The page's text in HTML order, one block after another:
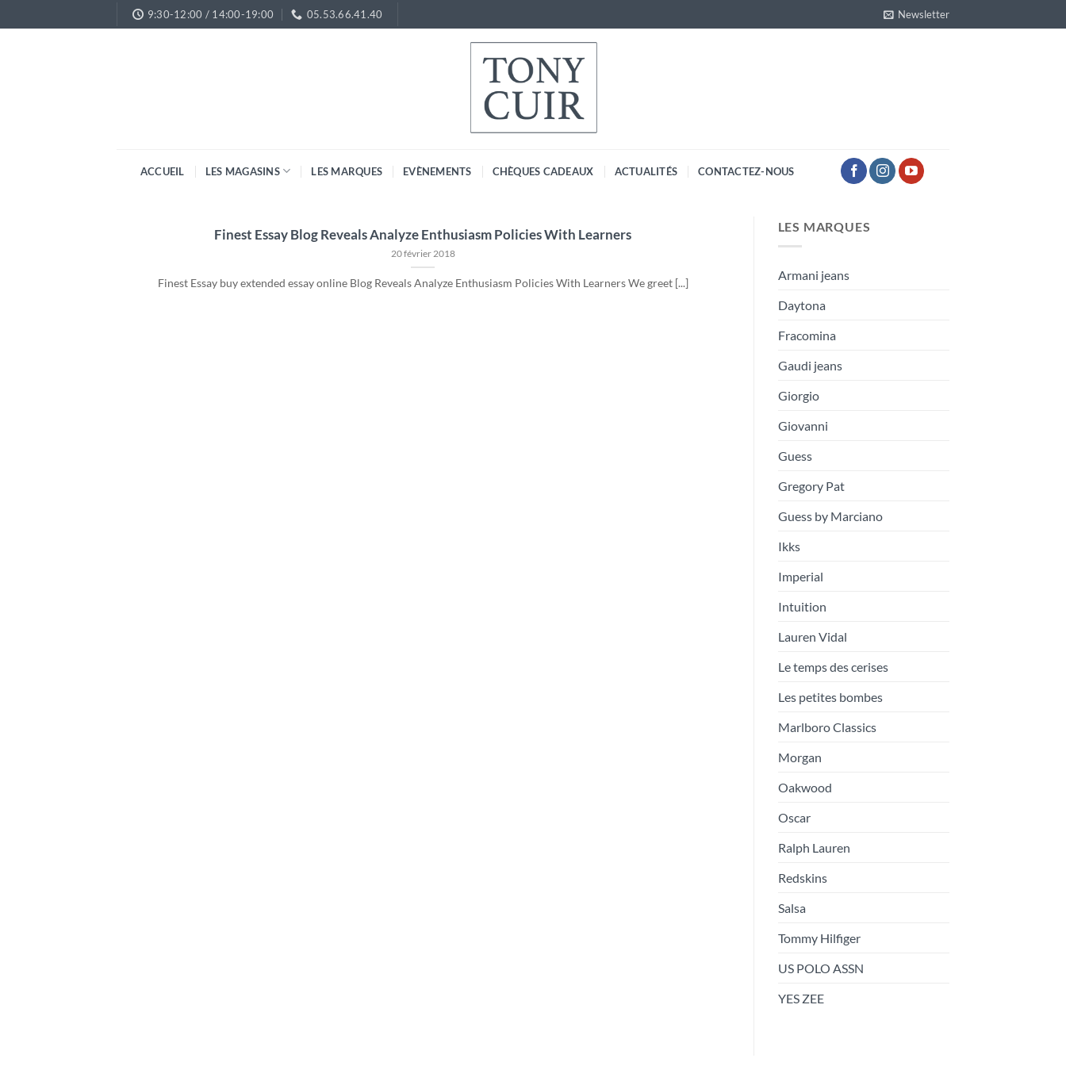
au
9:30-12:00 / 14:00-19:00 05.53.66.41.40 Newsletter
ACCUEIL LES MAGASINS LES MARQUES EVÈNEMENTS CHÈQUES CADEAUX ACTUALITÉS CONTACTEZ-NOUS
Finest Essay Blog Reveals Analyze Enthusiasm Policies With Learners
20 février 2018
Finest Essay buy extended essay online Blog Reveals Analyze Enthusiasm Policies With Learners We greet [...]
LES MARQUES
Armani jeans
Daytona
Fracomina
Gaudi jeans
Giorgio
Giovanni
Guess
Gregory Pat
Guess by Marciano
Ikks
Imperial
Intuition
Lauren Vidal
Le temps des cerises
Les petites bombes
Marlboro Classics
Morgan
Oakwood
Oscar
Ralph Lauren
Redskins
Salsa
Tommy Hilfiger
US POLO ASSN
YES ZEE